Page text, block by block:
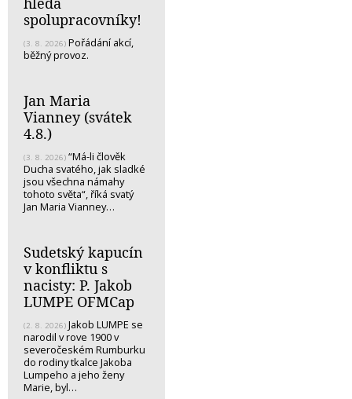
spolupracovníky!
(3. 8. 2026) Pořádání akcí,
běžný provoz.
Jan Maria
Vianney (svátek
4.8.)
(3. 8. 2026) “Má-li člověk
Ducha svatého, jak sladké
jsou všechna námahy
tohoto světa“, říká svatý
Jan Maria Vianney…
Sudetský kapucín
v konfliktu s
nacisty: P. Jakob
LUMPE OFMCap
(2. 8. 2026) Jakob LUMPE se
narodil v rove 1900 v
severočeském Rumburku
do rodiny tkalce Jakoba
Lumpeho a jeho ženy
Marie, byl…